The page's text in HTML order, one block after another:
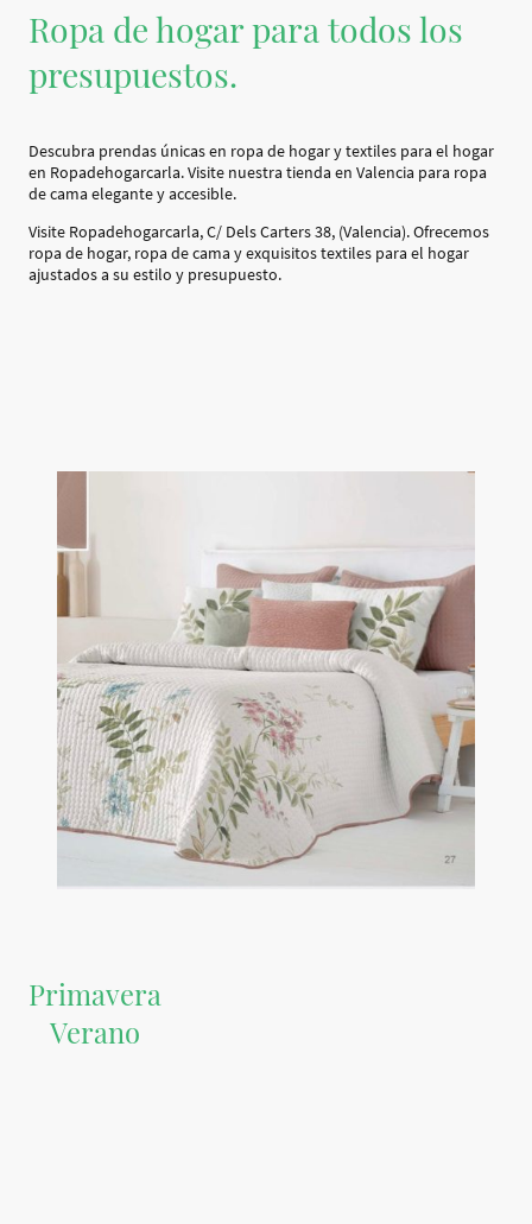
Ropa de hogar para todos los
presupuestos.
Descubra prendas únicas en ropa de hogar y textiles para el hogar
en Ropadehogarcarla. Visite nuestra tienda en Valencia para ropa
de cama elegante y accesible.
Visite Ropadehogarcarla, C/ Dels Carters 38, (Valencia). Ofrecemos
ropa de hogar, ropa de cama y exquisitos textiles para el hogar
ajustados a su estilo y presupuesto.
Primavera
Verano